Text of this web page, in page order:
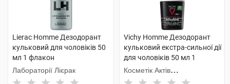
Lierac Homme Дезодорант
кульковий для чоловіків 50
мл 1 флакон
Лабораторії Лієрак
Vichy Homme Дезодорант
кульковий екстра-сильної дії
для чоловіків 50 мл 1
флакон
Косметік Актів
Інтернаціональ